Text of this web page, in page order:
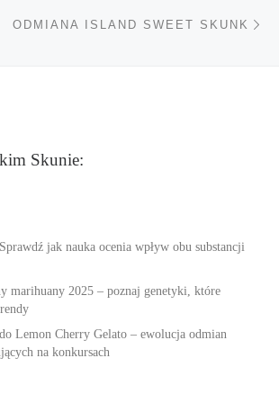
ODMIANA ISLAND SWEET SKUNK
Skunie:
jak nauka ocenia wpływ obu substancji
marihuany 2025 – poznaj genetyki, które
Lemon Cherry Gelato – ewolucja odmian
na konkursach